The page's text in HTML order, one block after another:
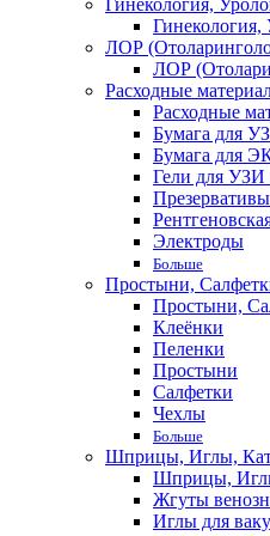
Гинекология,
Гинекология,
ЛОР
ЛОР
Расходные
Расходные
Бумага для
Бумага для
Гели для
Электроды
Больше
Простыни,
Простыни,
Клеёнки
Пеленки
Простыни
Салфетки
Чехлы
Больше
Шприцы, Иглы,
Шприцы,
Жгуты
Иглы для